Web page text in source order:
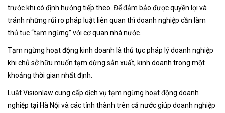
trước khi có định hướng tiếp theo. Để đảm bảo được quyền lợi và
tránh những rủi ro pháp luật liên quan thì doanh nghiệp cần làm
thủ tục “tạm ngừng” với cơ quan nhà nước.
Tạm ngừng hoạt động kinh doanh là thủ tục pháp lý doanh nghiệp
khi chủ sở hữu muốn tạm dừng sản xuất, kinh doanh trong một
khoảng thời gian nhất định.
Luật Visionlaw cung cấp dịch vụ tạm ngừng hoạt động doanh
nghiệp tại Hà Nội và các tỉnh thành trên cả nước giúp doanh nghiệp